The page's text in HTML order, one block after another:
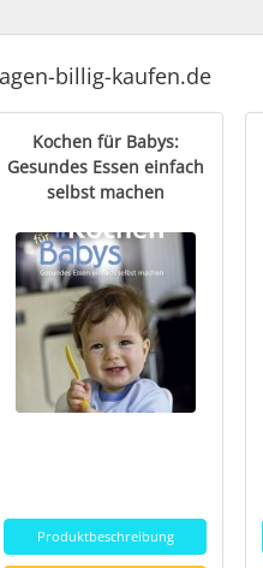
billig-kaufen.de
Kochen für Babys:
Gesundes Essen einfach
selbst machen
Produktbeschreibung